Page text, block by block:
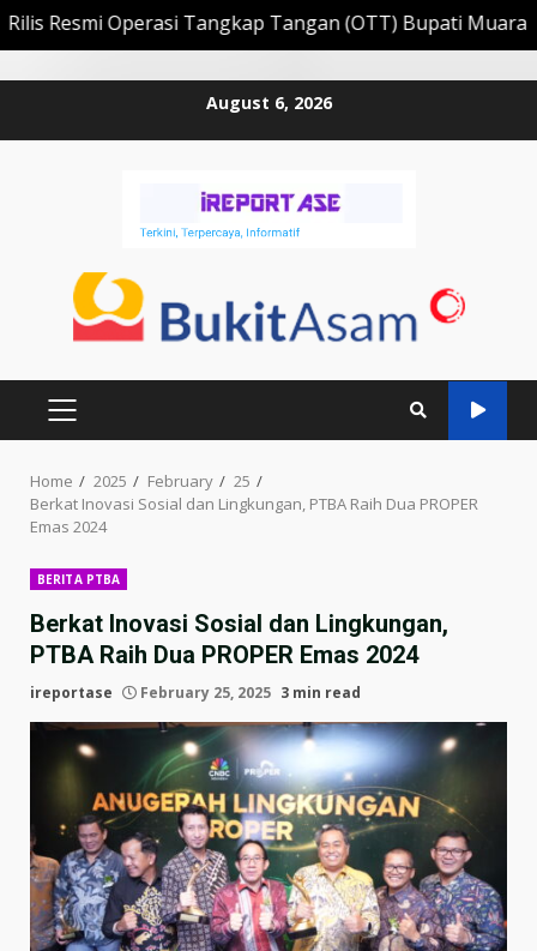
Operasi Tangkap Tangan (OTT) Bupati Muara Enim
August 6, 2026
PRIMARY
Home 2025 February
25
Berkat Inovasi Sosial dan Lingkungan, PTBA Raih Dua PROPER
Emas 2024
BERITA PTBA
Berkat Inovasi Sosial dan Lingkungan,
PTBA Raih Dua PROPER Emas 2024
ireportase February 25, 2025 3 min read